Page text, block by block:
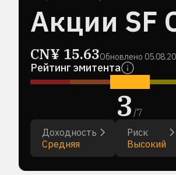
Акции SF
CN¥ 15.63Обновлено
Рейтинг эмитента
3/7
Доходность
Средняя
Риск
Высокий